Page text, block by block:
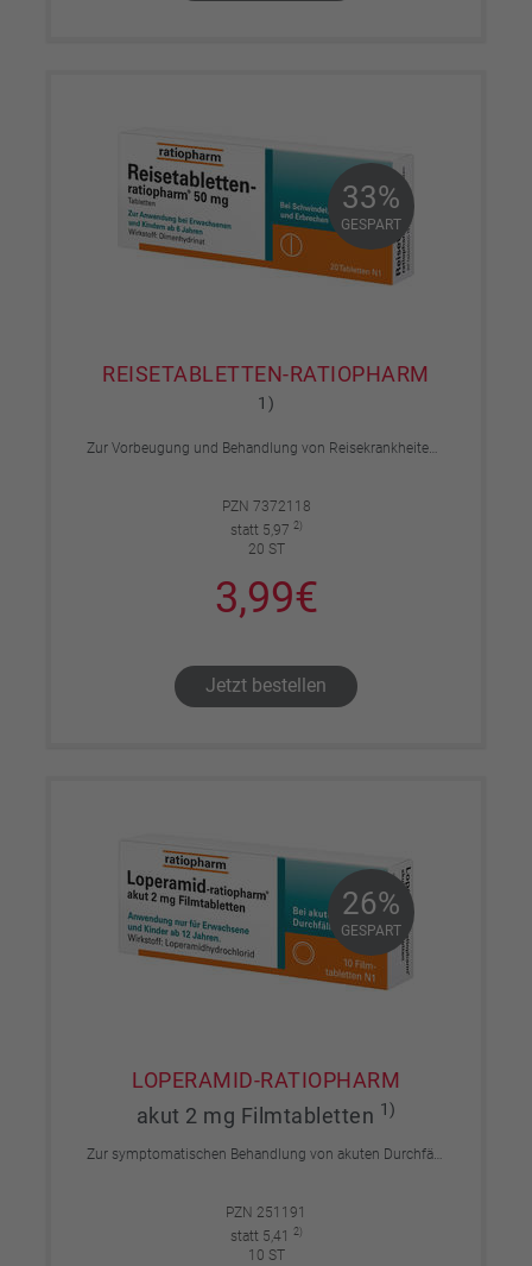
33%
GESPART
33%
GESPART
REISETABLETTEN-RATIOPHARM
1)
Zur Vorbeugung und Behandlung von Reisekrankheiten, Schwindel, Übelkeit und Erbrechen.
PZN 7372118
statt 5,97 2)
20 ST
3,99€
Jetzt bestellen
26%
GESPART
26%
GESPART
LOPERAMID-RATIOPHARM
akut 2 mg Filmtabletten 1)
Zur symptomatischen Behandlung von akuten Durchfällen für Erwachsene und Kinder ab 12 Jahren.
PZN 251191
statt 5,41
2)
10 ST